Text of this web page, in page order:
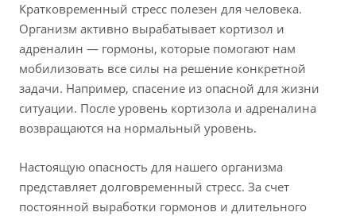
Кратковременный стресс полезен для человека.
Организм активно вырабатывает кортизол и
адреналин — гормоны, которые помогают нам
мобилизовать все силы на решение конкретной
задачи. Например, спасение из опасной для жизни
ситуации. После уровень кортизола и адреналина
возвращаются на нормальный уровень.
Настоящую опасность для нашего организма
представляет долговременный стресс. За счет
постоянной выработки гормонов и длительного